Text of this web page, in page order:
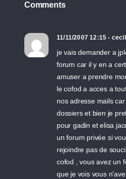
Comments
11/11/2007 12:15 -
je vais demander a
forum car il y en a
amuser a prendre
le cofod a acces a
nos adresse mails
dossiers et bien je
pour gadin et elisa
un forum privée si
rejoindre pas de
cofod , vous avez un
que je vois vous